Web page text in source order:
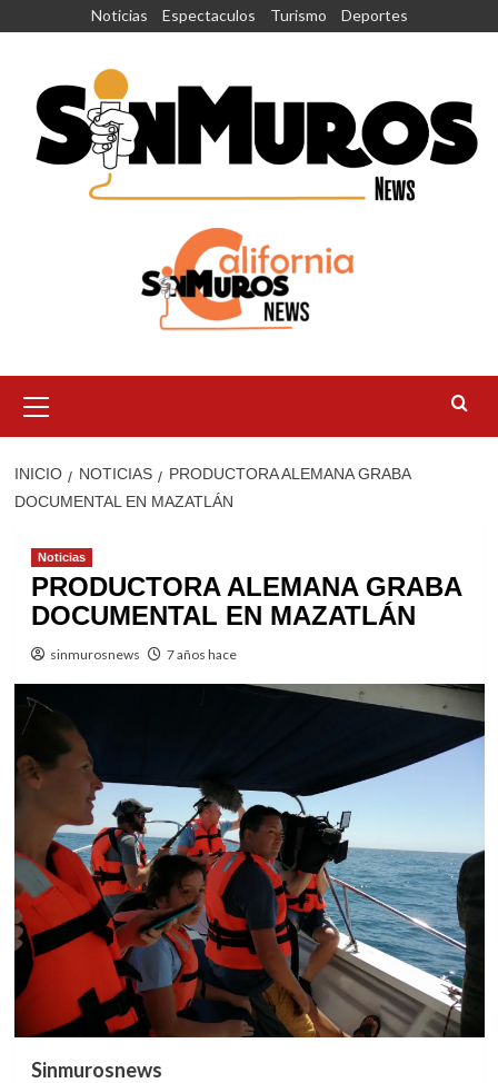
Noticias Espectaculos Turismo Deportes
principal
INICIO NOTICIAS
PRODUCTORA ALEMANA GRABA
DOCUMENTAL EN MAZATLÁN
Noticias
PRODUCTORA ALEMANA GRABA
DOCUMENTAL EN MAZATLÁN
sinmurosnews 7 años hace
Sinmurosnews